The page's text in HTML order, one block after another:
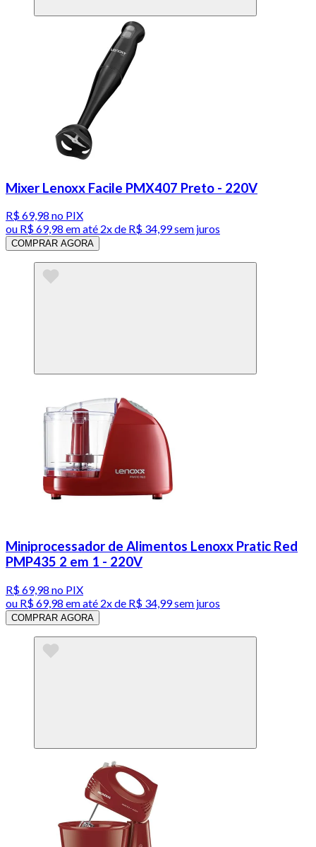
Mixer Lenoxx Facile PMX407 Preto - 220V
R$ 69,98 no PIX
ou R$ 69,98 em até 2x de R$ 34,99 sem juros
COMPRAR AGORA
Miniprocessador de Alimentos Lenoxx Pratic Red
PMP435 2 em 1 - 220V
R$ 69,98 no PIX
ou R$ 69,98 em até 2x de R$ 34,99 sem juros
COMPRAR AGORA